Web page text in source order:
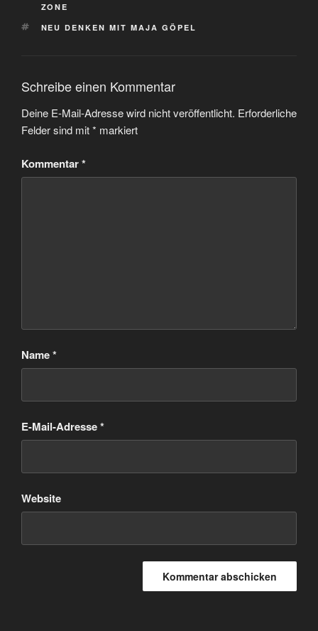
ZONE
SCHLAGWÖRTER
NEU DENKEN MIT MAJA GÖPEL
Schreibe einen Kommentar
Deine E-Mail-Adresse wird nicht veröffentlicht. Erforderliche
Felder sind mit* markiert
Kommentar*
Name*
E-Mail-Adresse*
Website